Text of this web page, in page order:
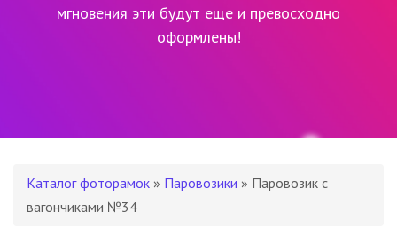
мгновения эти будут еще и превосходно
оформлены!
Каталог фоторамок » Паровозики » Паровозик с
вагончиками №34